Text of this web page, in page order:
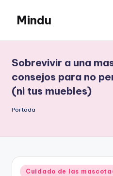
Saltar
contenido
Mindu
Sobrevivir a una
consejos para no
(ni tus muebles)
Portada
Publicado
Cuidado de las